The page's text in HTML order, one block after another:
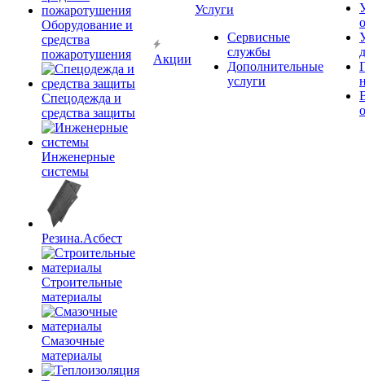
Оборудование и
средства
пожаротушения
Спецодежда и
средства защиты
Инженерные
системы
Резина.Асбест
Строительные
материалы
Смазочные
материалы
Акции
Услуги
Сервисные
службы
Дополнительные
услуги